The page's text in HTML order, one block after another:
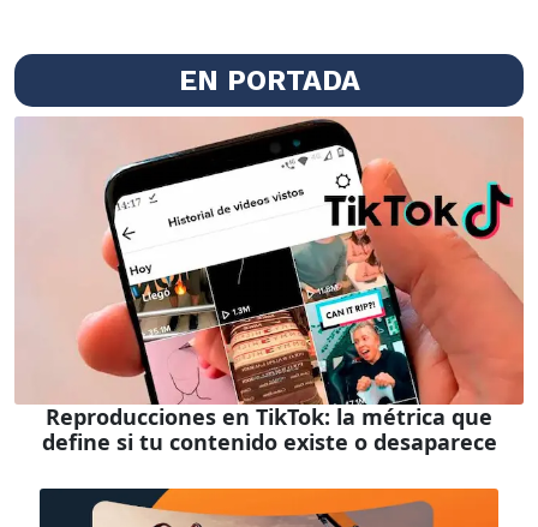
EN PORTADA
Reproducciones en TikTok: la métrica que
define si tu contenido existe o desaparece